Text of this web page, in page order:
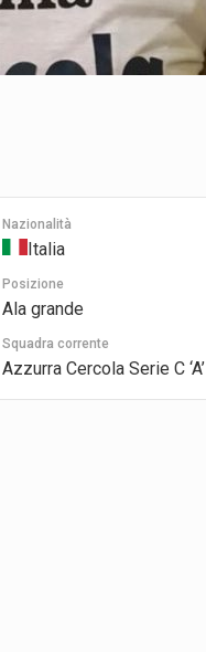
Nazionalità
Italia
Posizione
Ala grande
Squadra corrente
Azzurra Cercola Serie C ‘A’